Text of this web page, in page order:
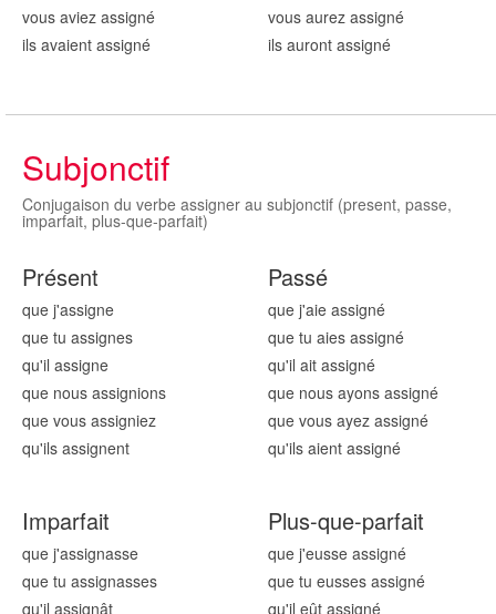
vous aviez assigné
ils avaient assigné
vous aurez assigné
ils auront assigné
Subjonctif
Conjugaison du verbe assigner au subjonctif (present, passe,
imparfait, plus-que-parfait)
Présent
que j'assigne
que tu assignes
qu'il assigne
que nous assignions
que vous assigniez
qu'ils assignent
Passé
que j'aie assigné
que tu aies assigné
qu'il ait assigné
que nous ayons assigné
que vous ayez assigné
qu'ils aient assigné
Imparfait
que j'assignasse
que tu assignasses
qu'il assignât
Plus-que-parfait
que j'eusse assigné
que tu eusses assigné
qu'il eût assigné